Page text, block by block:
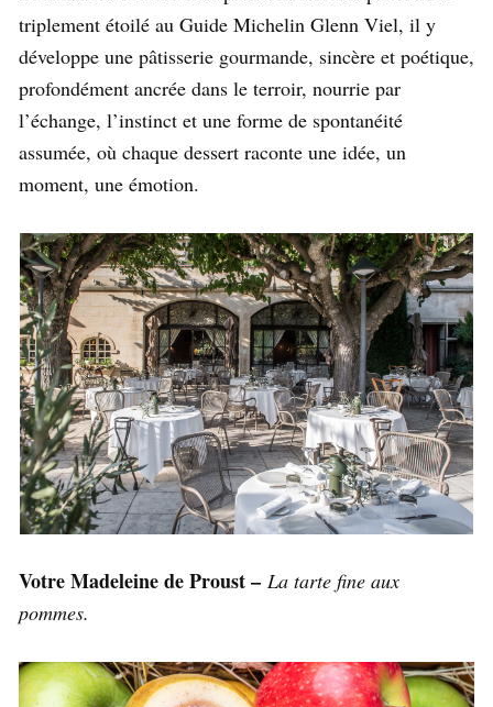
triplement étoilé au Guide Michelin Glenn Viel, il y
développe une pâtisserie gourmande, sincère et poétique,
profondément ancrée dans le terroir, nourrie par
l’échange, l’instinct et une forme de spontanéité
assumée, où chaque dessert raconte une idée, un
moment, une émotion.
Votre Madeleine de Proust – La tarte fine aux
pommes.